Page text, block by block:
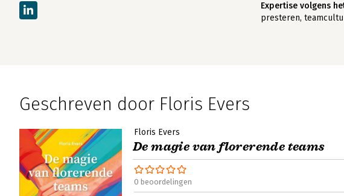
Expertise volgens
presteren,
Geschreven door Floris Evers
Floris Evers
De magie van florerende teams
0 beoordelingen